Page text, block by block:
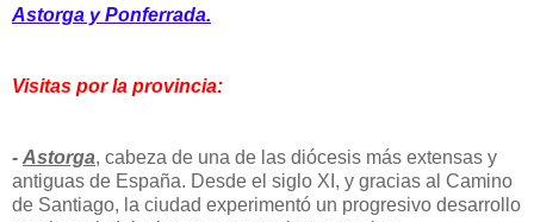
Astorga y Ponferrada.
Visitas por la provincia:
- Astorga, cabeza de una de las diócesis más extensas y
antiguas de España. Desde el siglo XI, y gracias al Camino
de Santiago, la ciudad experimentó un progresivo desarrollo